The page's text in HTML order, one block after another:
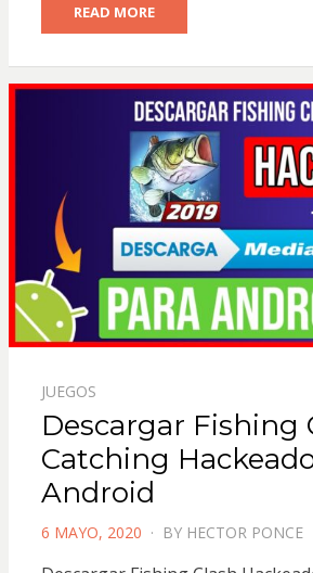
READ MORE
JUEGOS
Descargar Fishing
Catching
Android
POSTED
6 MAYO, 2020 BY HECTOR PONCE